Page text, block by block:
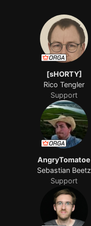
[sHORTY]
Rico Tengler
Support
AngryTomatoe
Sebastian Beetz
Support